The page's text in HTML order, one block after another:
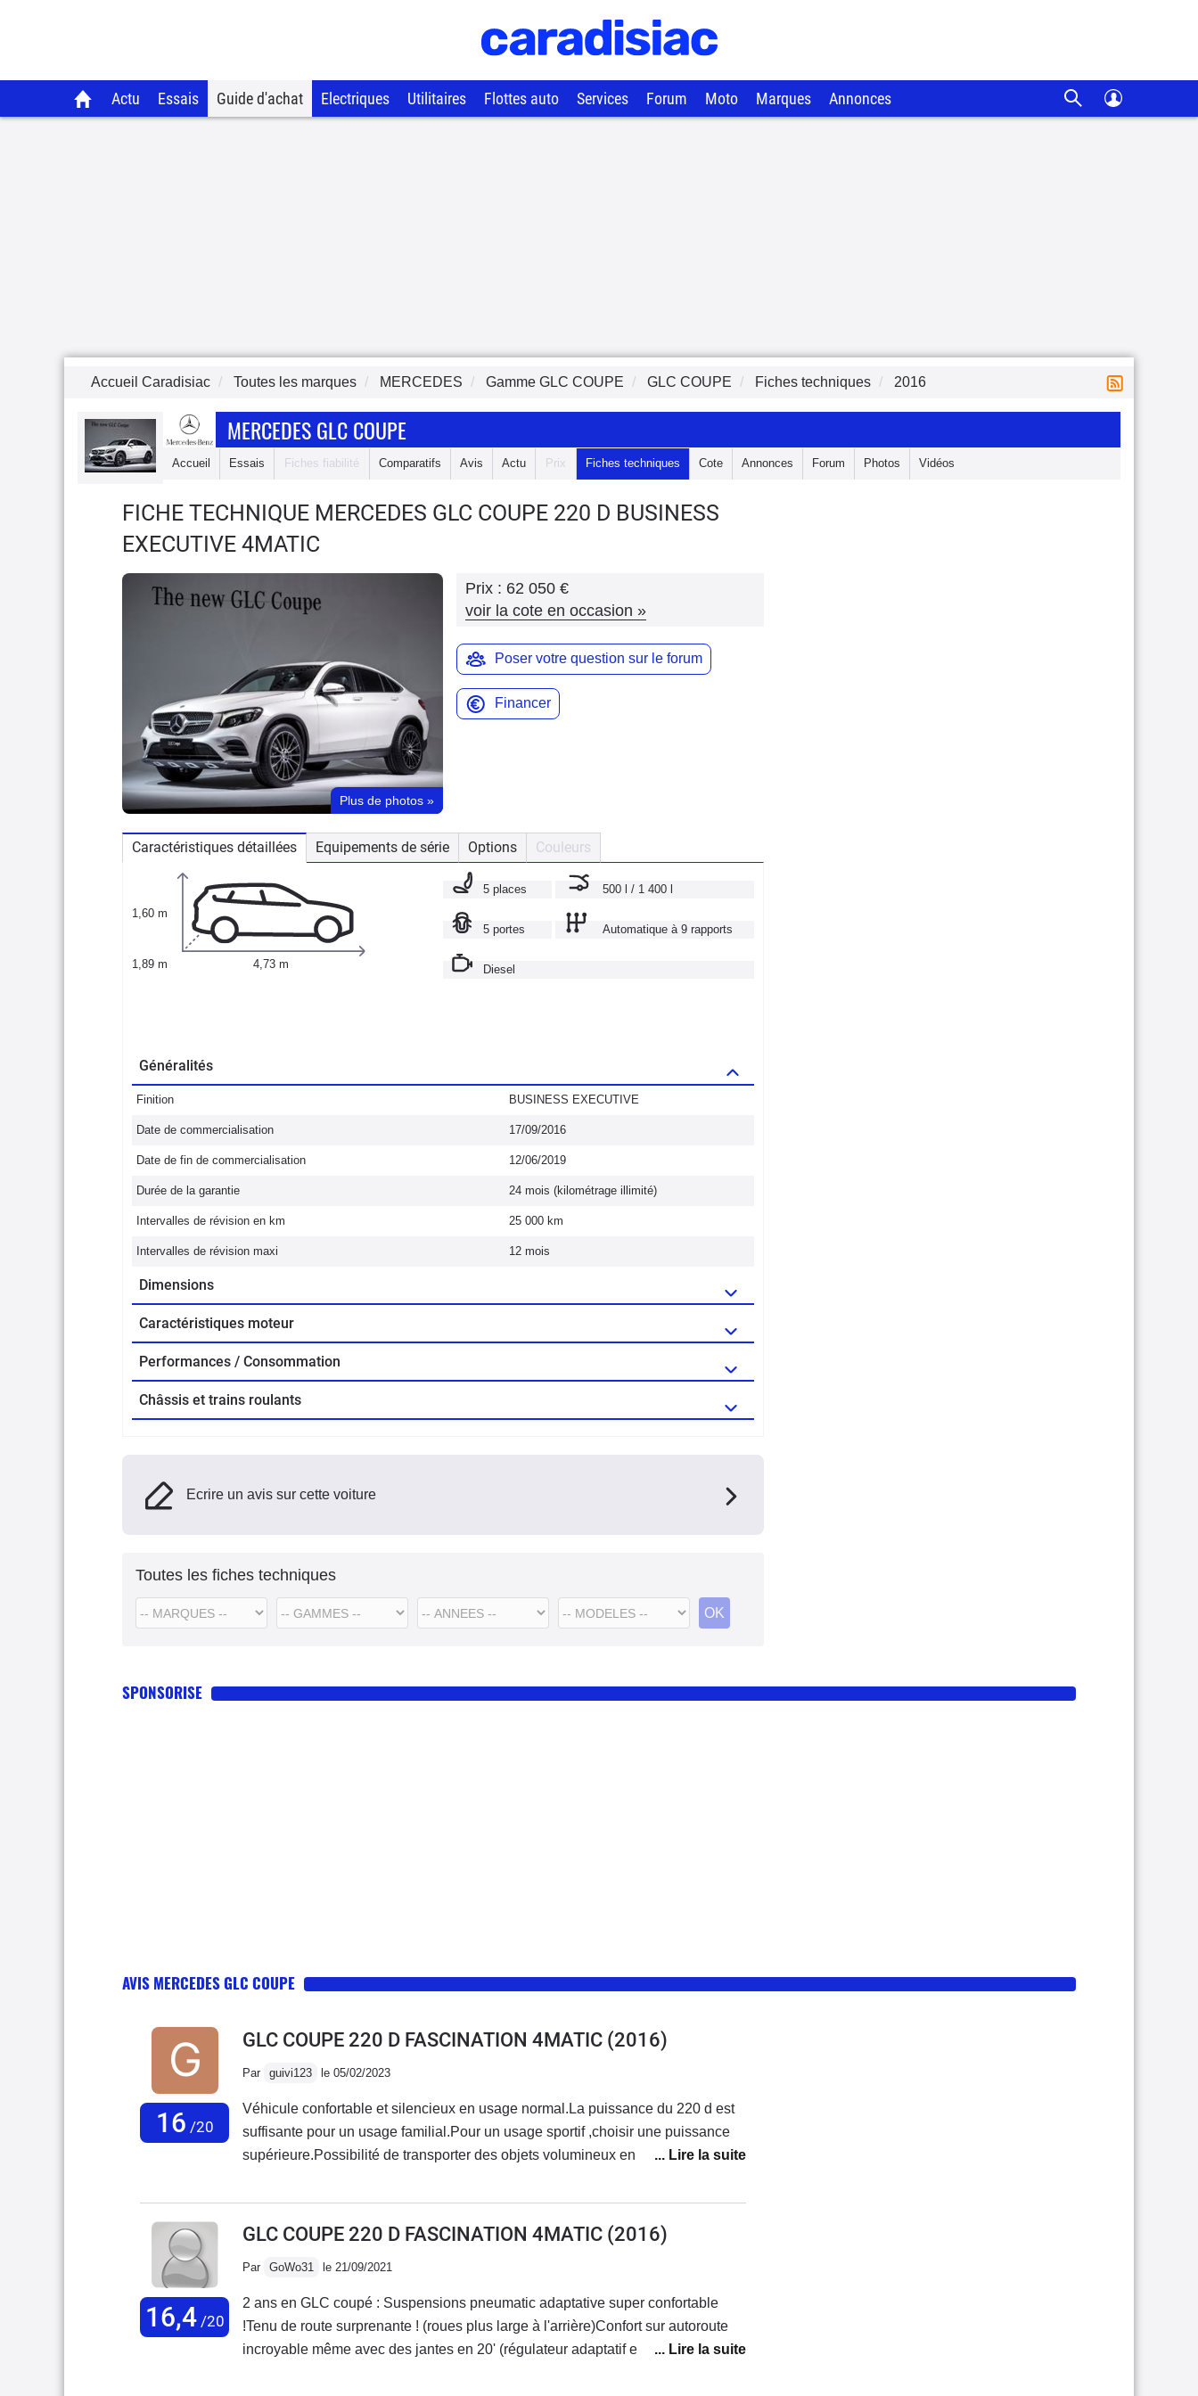
Actu Essais Guide d'achat Electriques Utilitaires Flottes auto Services Forum Moto Marques Annonces
Accueil Caradisiac Toutes les marques MERCEDES Gamme GLC COUPE GLC COUPE Fiches techniques 2016
MERCEDES GLC COUPE
Accueil Essais Fiches fiabilité Comparatifs Avis Actu Prix Fiches techniques Cote Annonces Forum Photos Vidéos
FICHE TECHNIQUE MERCEDES GLC COUPE 220 D BUSINESS
EXECUTIVE 4MATIC
Plus de photos »
Prix : 62 050 €
voir la cote en occasion »
Poser votre question sur le forum
Financer
Caractéristiques détaillées Equipements de série Options Couleurs
1,60 m
1,89 m 4,73 m
5 places 500 l / 1 400 l
5 portes Automatique à 9 rapports
Diesel
Généralités
Finition BUSINESS EXECUTIVE
Date de commercialisation 17/09/2016
Date de fin de commercialisation 12/06/2019
Durée de la garantie 24 mois (kilométrage illimité)
Intervalles de révision en km 25 000 km
Intervalles de révision maxi 12 mois
Dimensions
Caractéristiques moteur
Performances / Consommation
Châssis et trains roulants
Ecrire un avis sur cette voiture
Toutes les fiches techniques
SPONSORISE
AVIS MERCEDES GLC COUPE
16 /20
GLC COUPE 220 D FASCINATION 4MATIC (2016)
Par guivi123 le 05/02/2023
Véhicule confortable et silencieux en usage normal.La puissance du 220 d est
suffisante pour un usage familial.Pour un usage sportif ,choisir une puissance
supérieure.Possibilité de transporter des objets volumineux en rabaissant la
étant bien équipée avec beaucoup d'équipements
16,4/20
GLC COUPE 220 D FASCINATION 4MATIC (2016)
Par GoWo31 le 21/09/2021
2 ans en GLC coupé : Suspensions pneumatic adaptative super confortable
!Tenu de route surprenante ! (roues plus large à l'arrière)Confort sur autoroute
incroyable même avec des jantes en 20' (régulateur adaptatif etc...)Moteur très